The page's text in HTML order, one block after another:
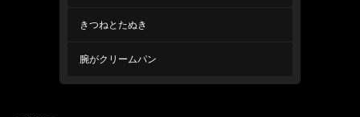
きつねとたぬき
腕がクリームパン